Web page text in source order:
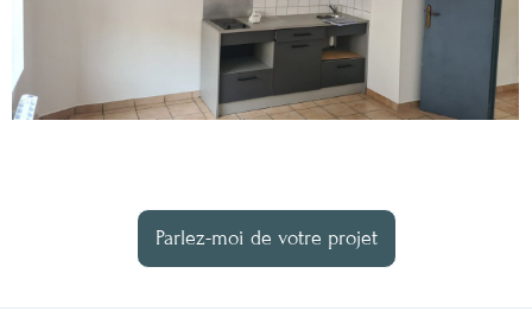
Parlez-moi de votre projet